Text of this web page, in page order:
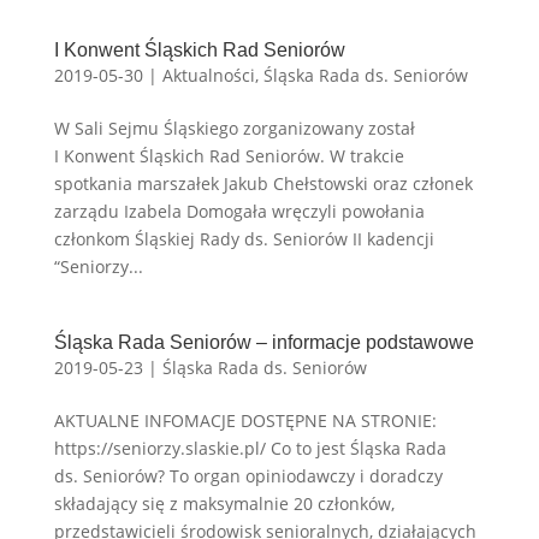
I Konwent Śląskich Rad Seniorów
2019-05-30| Aktualności, Śląska Rada ds. Seniorów
W Sali Sejmu Śląskiego zorganizowany został
I Konwent Śląskich Rad Seniorów. W trakcie
spotkania marszałek Jakub Chełstowski oraz członek
zarządu Izabela Domogała wręczyli powołania
członkom Śląskiej Rady ds. Seniorów II kadencji
“Seniorzy...
Śląska Rada Seniorów – informacje podstawowe
2019-05-23 | Śląska Rada ds. Seniorów
AKTUALNE INFOMACJE DOSTĘPNE NA STRONIE:
https://seniorzy.slaskie.pl/ Co to jest Śląska Rada
ds. Seniorów? To organ opiniodawczy i doradczy
składający się z maksymalnie 20 członków,
przedstawicieli środowisk senioralnych, działających